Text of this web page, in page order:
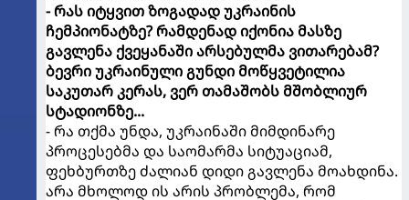
- რას იტყვით ზოგადად უკრაინის
ჩემპიონატზე? რამდენად იქონია მასზე
გავლენა ქვეყანაში არსებულმა ვითარებამ?
ბევრი უკრაინული გუნდი მოწყვეტილია
საკუთარ კერას, ვერ თამაშობს მშობლიურ
სტადიონზე...
- რა თქმა უნდა, უკრაინაში მიმდინარე
პროცესებმა და საომარმა სიტუაციამ,
ფეხბურთზე ძალიან დიდი გავლენა მოახდინა.
არა მხოლოდ ის არის პრობლემა, რომ